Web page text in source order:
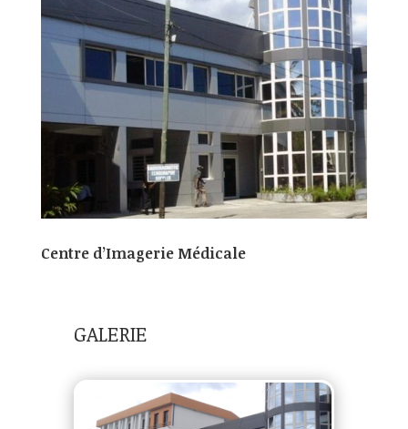
Centre d’Imagerie Médicale
GALERIE